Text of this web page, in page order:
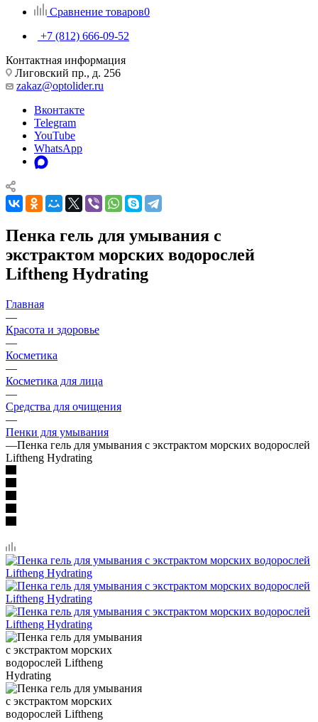
Сравнение товаров0
+7 (812) 666-09-52
Контактная информация
Лиговский пр., д. 256
zakaz@optolider.ru
Вконтакте
Telegram
YouTube
WhatsApp
Пенка гель для умывания с
экстрактом морских водорослей
Liftheng Hydrating
Главная
—
Красота и здоровье
—
Косметика
—
Косметика для лица
—
Средства для очищения
—
Пенки для умывания
—Пенка гель для умывания с экстрактом морских водорослей
Liftheng Hydrating